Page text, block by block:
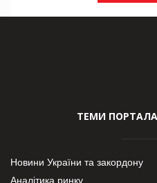
ТЕМИ ПОРТАЛА
Новини України та закордону
Аналітика ринку